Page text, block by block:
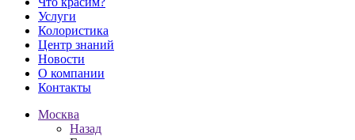
Услуги
Колористика
Центр знаний
Новости
О компании
Контакты
Москва
Назад